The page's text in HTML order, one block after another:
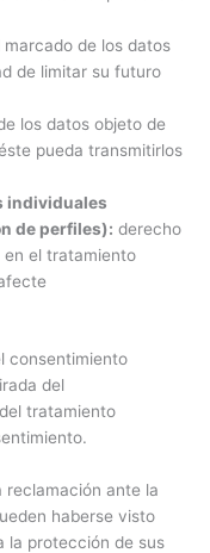
de los datos
de limitar su futuro
los datos objeto de
pueda transmitirlos
individuales
de perfiles): derecho
en el tratamiento
consentimiento
del
tratamiento
reclamación ante la
haberse visto
la protección de sus